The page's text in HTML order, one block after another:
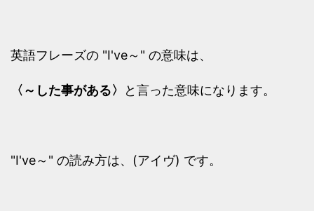
英語フレーズの "I've～" の意味は、
〈～した事がある〉 と言った意味になります。
"I've～" の読み方は、(アイヴ) です。